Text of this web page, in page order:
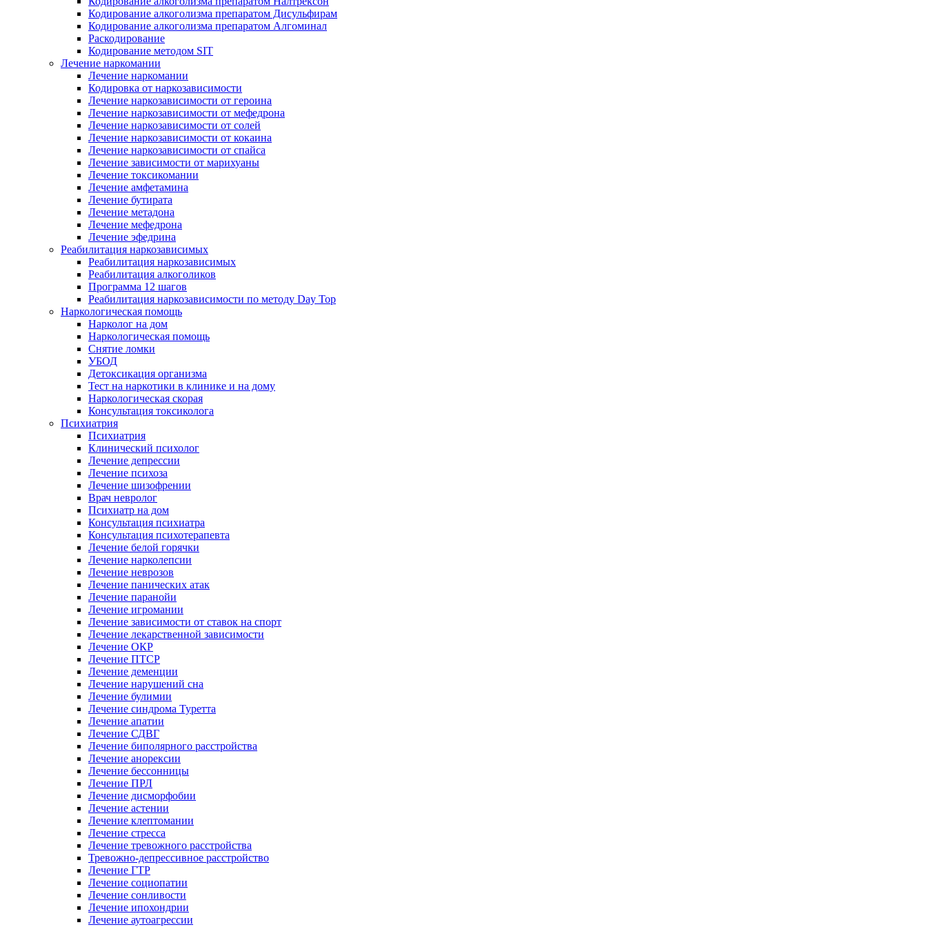
Кодирование алкоголизма препаратом Дисульфирам
Кодирование алкоголизма препаратом Алгоминал
Раскодирование
Кодирование методом SIT
Лечение наркомании
Лечение наркомании
Кодировка от наркозависимости
Лечение наркозависимости от героина
Лечение наркозависимости от мефедрона
Лечение наркозависимости от солей
Лечение наркозависимости от кокаина
Лечение наркозависимости от спайса
Лечение зависимости от марихуаны
Лечение токсикомании
Лечение амфетамина
Лечение бутирата
Лечение метадона
Лечение мефедрона
Лечение эфедрина
Реабилитация наркозависимых
Реабилитация наркозависимых
Реабилитация алкоголиков
Программа 12 шагов
Реабилитация наркозависимости по методу Day Top
Наркологическая помощь
Нарколог на дом
Наркологическая помощь
Снятие ломки
УБОД
Детоксикация организма
Тест на наркотики в клинике и на дому
Наркологическая скорая
Консультация токсиколога
Психиатрия
Психиатрия
Клинический психолог
Лечение депрессии
Лечение психоза
Лечение шизофрении
Врач невролог
Психиатр на дом
Консультация психиатра
Консультация психотерапевта
Лечение белой горячки
Лечение нарколепсии
Лечение неврозов
Лечение панических атак
Лечение паранойи
Лечение игромании
Лечение зависимости от ставок на спорт
Лечение лекарственной зависимости
Лечение ОКР
Лечение ПТСР
Лечение деменции
Лечение нарушений сна
Лечение булимии
Лечение синдрома Туретта
Лечение апатии
Лечение СДВГ
Лечение биполярного расстройства
Лечение анорексии
Лечение бессонницы
Лечение ПРЛ
Лечение дисморфобии
Лечение астении
Лечение клептомании
Лечение стресса
Лечение тревожного расстройства
Тревожно-депрессивное расстройство
Лечение ГТР
Лечение социопатии
Лечение сонливости
Лечение ипохондрии
Лечение аутоагрессии